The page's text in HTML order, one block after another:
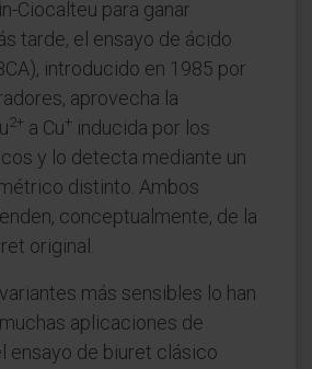
Ciocalteu para ganar
tarde, el ensayo de ácido
introducido en 1985 por
aprovecha la
2+ a Cu+ inducida por los
y lo detecta mediante un
distinto. Ambos
conceptualmente, de la
original.
más sensibles lo han
aplicaciones de
ensayo de biuret clásico